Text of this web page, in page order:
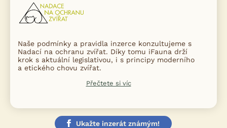
Naše podmínky a pravidla inzerce konzultujeme s
Nadací na ochranu zvířat. Díky tomu iFauna drží
krok s aktuální legislativou, i s principy moderního
a etického chovu zvířat.
Přečtete si víc
Ukažte inzerát známým!